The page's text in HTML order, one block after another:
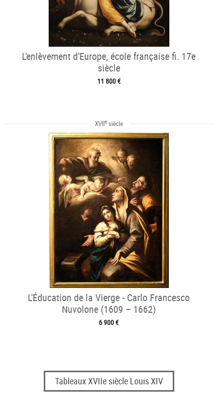
L'enlèvement d'Europe, école française fi. 17e
siècle
11 800 €
XVIIesiècle
L'Éducation de la Vierge - Carlo Francesco
Nuvolone (1609 – 1662)
6 900 €
Tableaux XVIIe siècle Louis XIV